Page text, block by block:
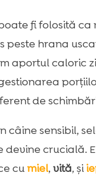
fi folosită ca
peste hrana
aportul caloric
de
câine sensibil,
devine crucială.
cumiel, vită, și